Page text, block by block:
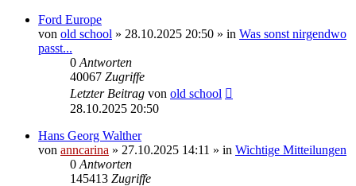
Ford Europe
von old school » 28.10.2025 20:50 » in Was sonst nirgendwo
passt...
0 Antworten
40067 Zugriffe
Letzter Beitrag von old school
28.10.2025 20:50
Hans Georg Walther
von anncarina » 27.10.2025 14:11 » in Wichtige Mitteilungen
0 Antworten
145413 Zugriffe